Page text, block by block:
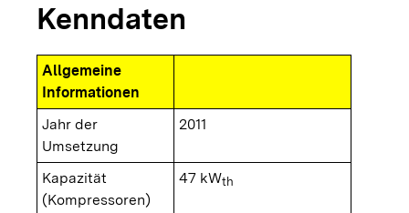
Kenndaten
Allgemeine
Informationen
Jahr der
Umsetzung
2011
Kapazität
(Kompressoren)
47 kWth